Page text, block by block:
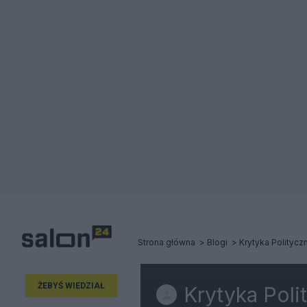
Strona główna Blogi Krytyka
ŻEBYŚ WIEDZIAŁ Krytyka